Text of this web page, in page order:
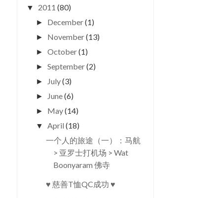
▼ 2011 (80)
► December(1)
► November(13)
►October(1)
►September(2)
► July(3)
► June(6)
► May(14)
▼April(18)
一个人的旅途（一）：马航
> 亚罗士打机场 > Wat
Boonyaram 佛寺
♥ 慈善T恤QC成功 ♥